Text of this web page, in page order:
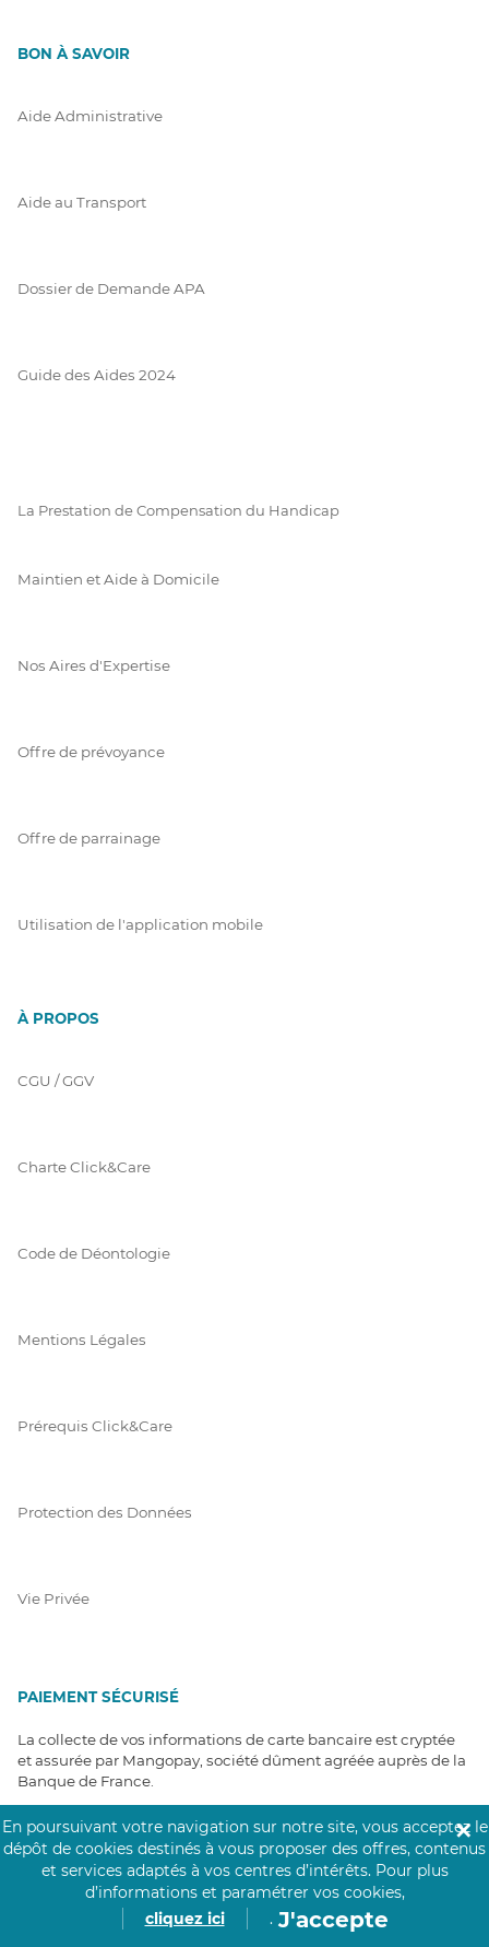
BON À SAVOIR
Aide Administrative
Aide au Transport
Dossier de Demande APA
Guide des Aides 2024
La Prestation de Compensation du Handicap
Maintien et Aide à Domicile
Nos Aires d'Expertise
Offre de prévoyance
Offre de parrainage
Utilisation de l'application mobile
À PROPOS
CGU / GGV
Charte Click&Care
Code de Déontologie
Mentions Légales
Prérequis Click&Care
Protection des Données
Vie Privée
PAIEMENT SÉCURISÉ
La collecte de vos informations de carte bancaire est cryptée
et assurée par Mangopay, société dûment agréée auprès de la
Banque de France.
En poursuivant votre navigation sur notre site, vous acceptez le
dépôt de cookies destinés à vous proposer des offres, contenus
et services adaptés à vos centres d’intérêts. Pour plus
d’informations et paramétrer vos cookies,
cliquez ici
. J'accepte
✕